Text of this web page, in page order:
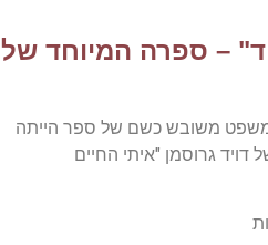
– ספרה המיוחד של
משובש כשם של ספר הייתה
גרוסמן "איתי החיים